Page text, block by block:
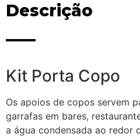
Descrição
Kit Porta Copo
Os apoios de copos servem
garrafas em bares,
a água condensada ao redor